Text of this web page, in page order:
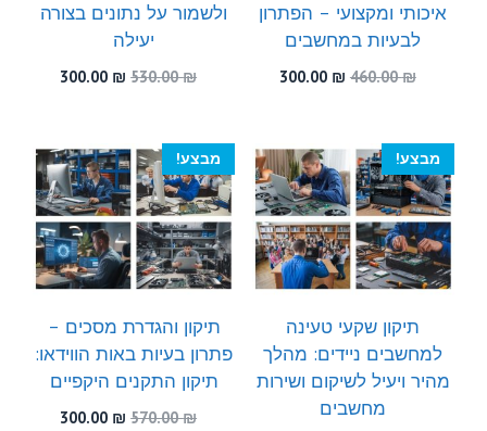
איכותי ומקצועי – הפתרון
לבעיות במחשבים
460.00₪
המחיר
460.00 ₪.
300.00 ₪
300.00 ₪.
ולשמור על נתונים בצורה
יעילה
530.00₪
המחיר
530.00 ₪.
300.00 ₪
המחיר
300.00 ₪.
מבצע!
תיקון שקעי טעינה
למחשבים ניידים: מהלך
מהיר ויעיל לשיקום ושירות
מחשבים
מבצע!
תיקון והגדרת מסכים –
פתרון בעיות באות הווידאו:
תיקון התקנים היקפיים
570.00₪
המחיר
300.00 ₪
המחיר